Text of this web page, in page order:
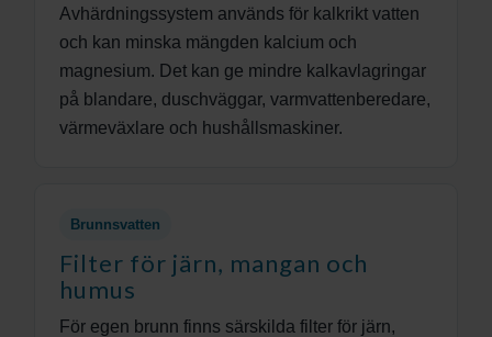
Avhärdningssystem används för kalkrikt vatten
och kan minska mängden kalcium och
magnesium. Det kan ge mindre kalkavlagringar
på blandare, duschväggar, varmvattenberedare,
värmeväxlare och hushållsmaskiner.
Brunnsvatten
Filter för järn, mangan och
humus
För egen brunn finns särskilda filter för järn,